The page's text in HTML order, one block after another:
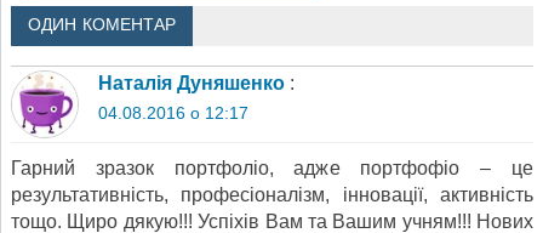
ОДИН КОМЕНТАР
Наталія Дуняшенко :
04.08.2016 о 12:17
Гарний зразок портфоліо, адже портфофіо – це
результативність, професіоналізм, інновації, активність
тощо. Щиро дякую!!! Успіхів Вам та Вашим учням!!! Нових